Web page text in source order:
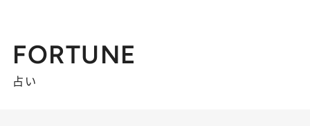
FORTUNE
占い